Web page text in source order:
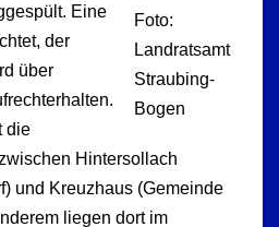
Foto:
Landratsamt
Straubing-
Bogen
Eine
der
über
die
Hintersollach
und Kreuzhaus (Gemeinde
liegen dort im